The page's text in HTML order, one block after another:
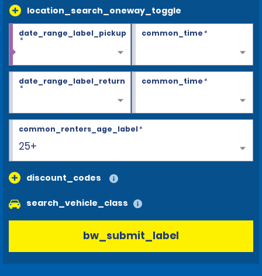
location_search_oneway_toggle
date_range_label_pickup
*
common_time*
date_range_label_return
*
common_time*
25+
common_renters_age_label*
discount_codes
search_vehicle_class
bw_submit_label